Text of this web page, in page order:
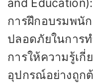
and Education):
การฝึกอบรมพนั
ปลอดภัยในการ
การให้ความรู้เกี่
อุปกรณ์อย่างถูก